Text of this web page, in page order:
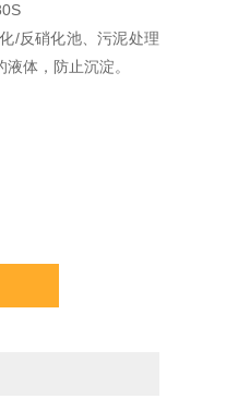
/反硝化池、污泥处理
体，防止沉淀。
数=6级；叶轮直径